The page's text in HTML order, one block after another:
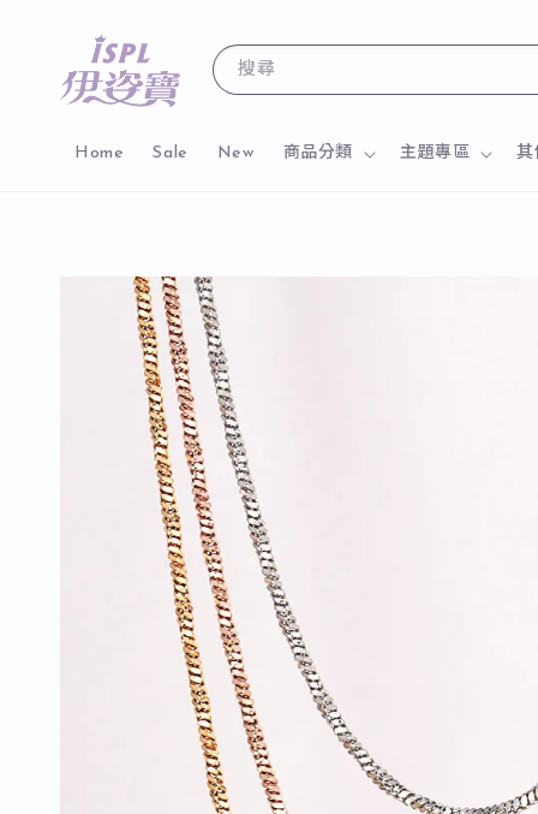
搜尋
Home Sale New 商品分類 主題專區 其